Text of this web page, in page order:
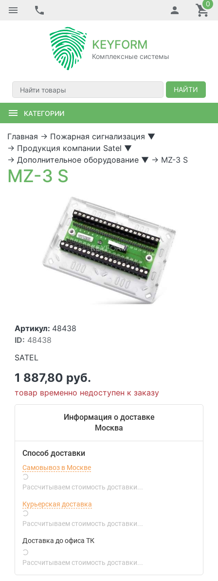
0
KEYFORM
Комплексные системы
НАЙТИ
КАТЕГОРИИ
Главная → Пожарная сигнализация ▼
→ Продукция компании Satel ▼
→ Дополнительное оборудование ▼ → MZ-3 S
MZ-3 S
Артикул: 48438
ID: 48438
SATEL
1 887,80 руб.
товар временно недоступен к заказу
Информация о доставке
Москва
Способ доставки
Самовывоз в Москве
Рассчитываем стоимость доставки...
Курьерская доставка
Рассчитываем стоимость доставки...
Доставка до офиса ТК
Рассчитываем стоимость доставки...